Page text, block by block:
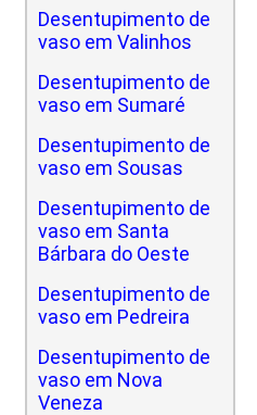
Desentupimento de
vaso em Valinhos
Desentupimento de
vaso em Sumaré
Desentupimento de
vaso em Sousas
Desentupimento de
vaso em Santa
Bárbara do Oeste
Desentupimento de
vaso em Pedreira
Desentupimento de
vaso em Nova
Veneza